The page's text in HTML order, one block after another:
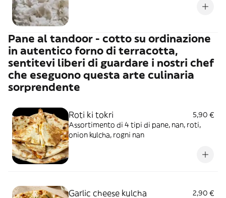
Pane al tandoor - cotto su ordinazione
in autentico forno di terracotta,
sentitevi liberi di guardare i nostri chef
che eseguono questa arte culinaria
sorprendente
Roti ki tokri
5,90 €
Assortimento di 4 tipi di pane, nan, roti,
onion kulcha, rogni nan
Garlic cheese kulcha
2,90 €